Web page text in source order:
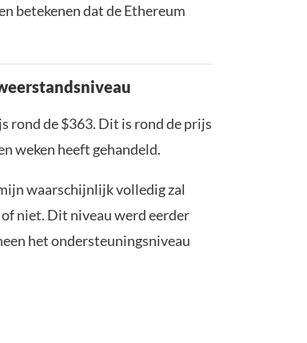
betekenen dat de Ethereum
rond de $363. Dit is rond de prijs
weken heeft gehandeld.
waarschijnlijk volledig zal
niet. Dit niveau werd eerder
het ondersteuningsniveau